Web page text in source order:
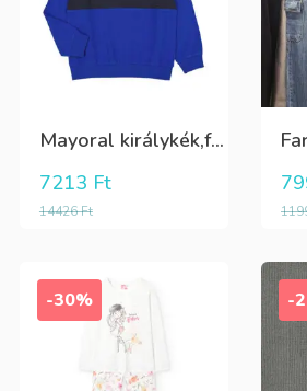
Mayoral királykék,fehér galléros hosszú ujjú póló Tini fiúknak
14426Ft
7213 Ft
-30% -